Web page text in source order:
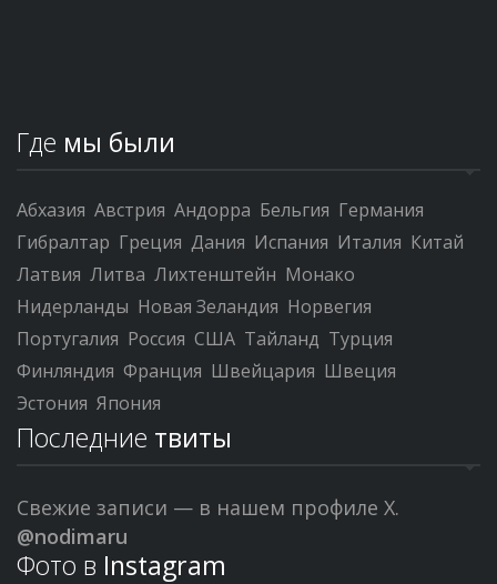
Где мы были
Абхазия Австрия Андорра Бельгия Германия
Гибралтар Греция Дания Испания Италия Китай
Латвия Литва Лихтенштейн Монако
Нидерланды Новая Зеландия Норвегия
Португалия Россия США Тайланд Турция
Финляндия Франция Швейцария Швеция
Эстония Япония
Последние твиты
Свежие записи — в нашем профиле X.
@nodimaru
Фото в Instagram